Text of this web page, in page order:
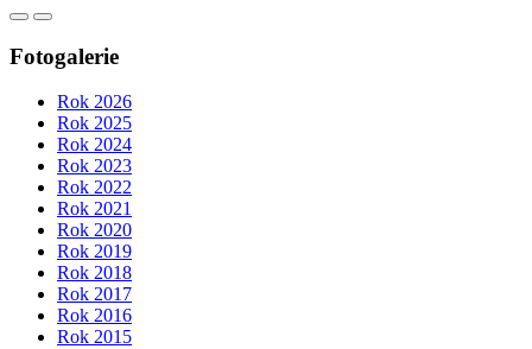
Fotogalerie
Rok 2026
Rok 2025
Rok 2024
Rok 2023
Rok 2022
Rok 2021
Rok 2020
Rok 2019
Rok 2018
Rok 2017
Rok 2016
Rok 2015